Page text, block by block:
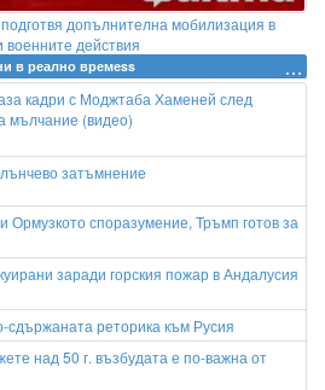
допълнителна мобилизация в
действия
в реално времеss
кадри с Моджтаба Хаменей след
мълчание (видео)
затъмнение
Ормузкото споразумение, Тръмп готов за
заради горския пожар в Андалусия
сдържаната реторика към Русия
над 50 г. възбудата е по-важна от